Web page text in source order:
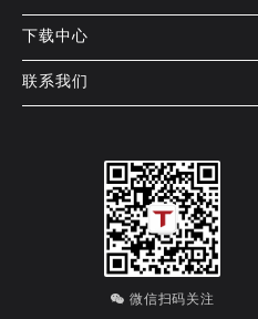
下载中心
联系我们
微信扫码关注